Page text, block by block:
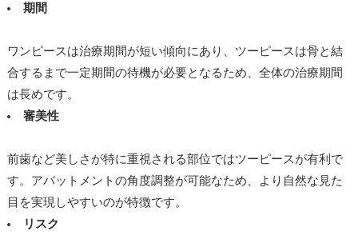
期間
ワンピースは治療期間が短い傾向にあり、ツーピースは骨と結
合するまで一定期間の待機が必要となるため、全体の治療期間
は長めです。
審美性
前歯など美しさが特に重視される部位ではツーピースが有利で
す。アバットメントの角度調整が可能なため、より自然な見た
目を実現しやすいのが特徴です。
リスク